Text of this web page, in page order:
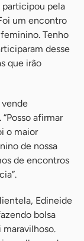
participou pela
um encontro
Tenho
desse
que irão
vende
afirmar
o maior
de nossa
de encontros
Edineide
bolsa
maravilhoso.